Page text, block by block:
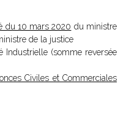
du 10 mars 2020 du ministre
de la justice
Industrielle (somme reversée
Civiles et Commerciales